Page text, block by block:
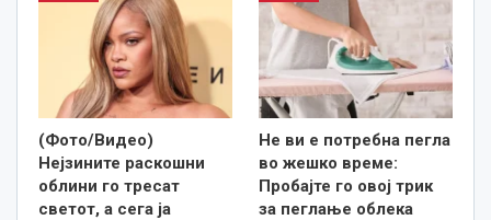
(Фото/Видео)
Нејзините раскошни
облини го тресат
светот, а сега ја
Не ви е потребна пегла
во жешко време:
Пробајте го овој трик
за пеглање облека